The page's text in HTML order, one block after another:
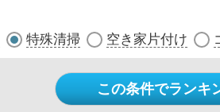
特殊清掃 空き家片付け
この条件でランキ